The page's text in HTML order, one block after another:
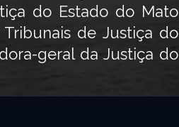
do Estado do Mato
de Justiça do
geral da Justiça do